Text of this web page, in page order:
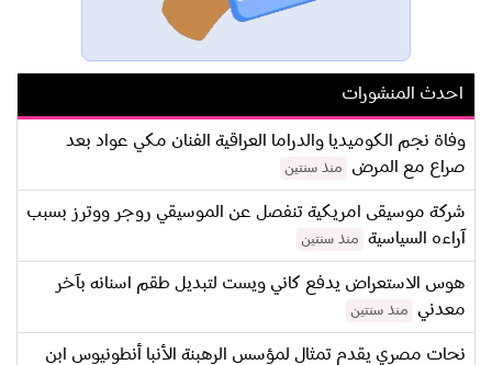
احدث المنشورات
وفاة نجم الكوميديا والدراما العراقية الفنان مكي عواد بعد
صراع مع المرض
منذ سنتين
شركة موسيقى امريكية تنفصل عن الموسيقي روجر ووترز بسبب
آراءه السياسية
منذ سنتين
هوس الاستعراض يدفع كاني ويست لتبديل طقم اسنانه بآخر
معدني
منذ سنتين
نحات مصري يقدم تمثال لمؤسس الرهبنة الأنبا أنطونيوس ابن